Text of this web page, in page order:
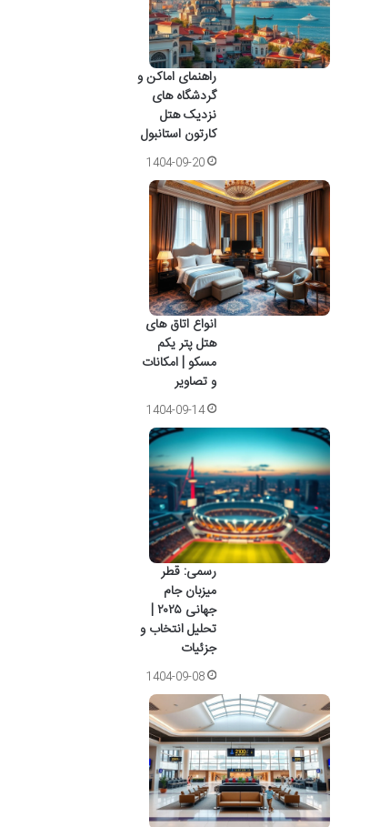
راهنمای اماکن و
گردشگاه های
نزدیک هتل
کارتون استانبول
1404-09-20
انواع اتاق های
هتل پتر یکم
مسکو | امکانات
و تصاویر
1404-09-14
رسمی: قطر
میزبان جام
جهانی ۲۰۲۵ |
تحلیل انتخاب و
جزئیات
1404-09-08